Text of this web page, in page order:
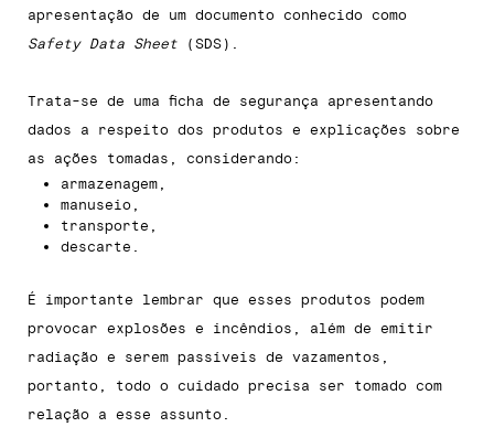
apresentação de um documento conhecido como
Safety Data Sheet
(SDS).
Trata-se de uma ficha de segurança apresentando
dados a respeito dos produtos e explicações sobre
as ações tomadas, considerando:
armazenagem,
manuseio,
transporte,
descarte.
É importante lembrar que esses produtos podem
provocar explosões e incêndios, além de emitir
radiação e serem passíveis de vazamentos,
portanto, todo o cuidado precisa ser tomado com
relação a esse assunto.